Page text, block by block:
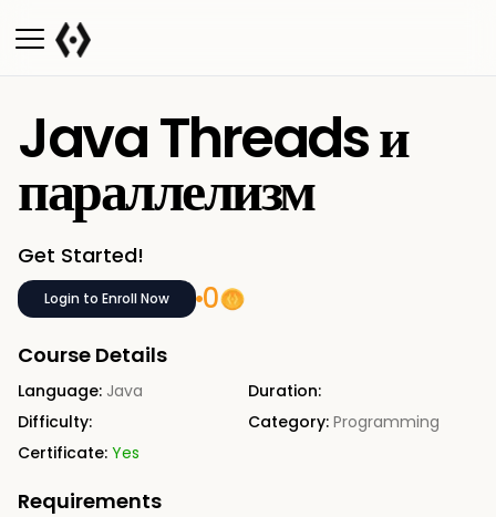
Java Threads и
параллелизм
Get Started!
Login to Enroll Now 0
Course Details
Language: Java
Duration:
Difficulty:
Category: Programming
Certificate: Yes
Requirements